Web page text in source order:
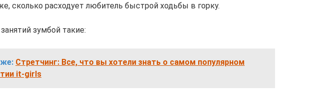
сколько расходует любитель быстрой ходьбы в горку.
зумбой такие:
Стретчинг: Все, что вы хотели знать о самом популярном
it-girls